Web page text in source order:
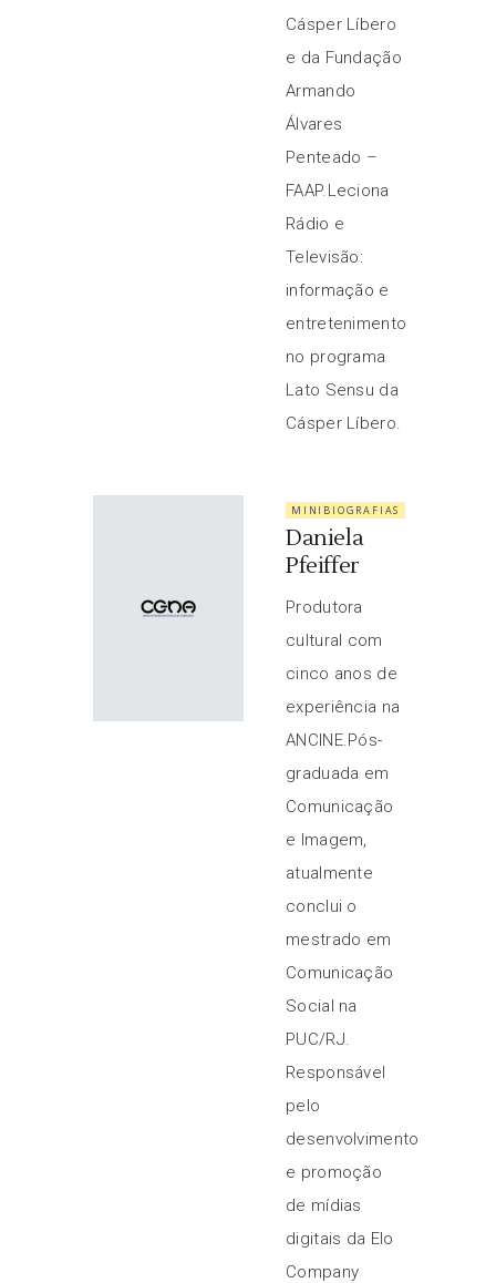
Cásper Líbero
e da Fundação
Armando
Álvares
Penteado –
FAAP.Leciona
Rádio e
Televisão:
informação e
entretenimento
no programa
Lato Sensu da
Cásper Líbero.
MINIBIOGRAFIAS
Daniela
Pfeiffer
Produtora
cultural com
cinco anos de
experiência na
ANCINE.Pós-
graduada em
Comunicação
e Imagem,
atualmente
conclui o
mestrado em
Comunicação
Social na
PUC/RJ.
Responsável
pelo
desenvolvimento
e promoção
de mídias
digitais da Elo
Company